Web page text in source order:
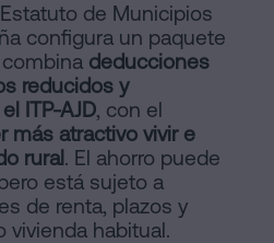
de Municipios
configura un paquete
deducciones
reducidos y
ITP-AJD, con el
más atractivo vivir e
rural. El ahorro puede
está sujeto a
de renta, plazos y
vivienda habitual.